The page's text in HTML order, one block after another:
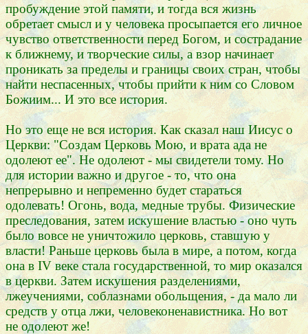
пробуждение этой памяти, и тогда вся жизнь
обретает смысл и у человека просыпается его личное
чувство ответственности перед Богом, и сострадание
к ближнему, и творческие силы, а взор начинает
проникать за пределы и границы своих стран, чтобы
найти неспасенных, чтобы прийти к ним со Словом
Божиим... И это все история.
Но это еще не вся история. Как сказал наш Иисус о
Церкви: "Создам Церковь Мою, и врата ада не
одолеют ее". Не одолеют - мы свидетели тому. Но
для истории важно и другое - то, что она
непрерывно и непременно будет стараться
одолевать! Огонь, вода, медные трубы. Физические
преследования, затем искушение властью - оно чуть
было вовсе не уничтожило церковь, ставшую у
власти! Раньше церковь была в мире, а потом, когда
она в IV веке стала государственной, то мир оказался
в церкви. Затем искушения разделениями,
лжеучениями, соблазнами обольщения, - да мало ли
средств у отца лжи, человеконенавистника. Но вот
не одолеют же!